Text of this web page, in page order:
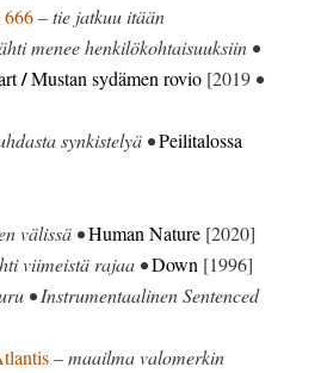
666– tie jatkuu itään
menee henkilökohtaisuuksiin •
/Mustan sydämen rovio [2019 •
synkistelyä •Peilitalossa
välissä •Human Nature [2020]
viimeistä rajaa •Down [1996]
• Instrumentaalinen Sentenced
– maailma valomerkin